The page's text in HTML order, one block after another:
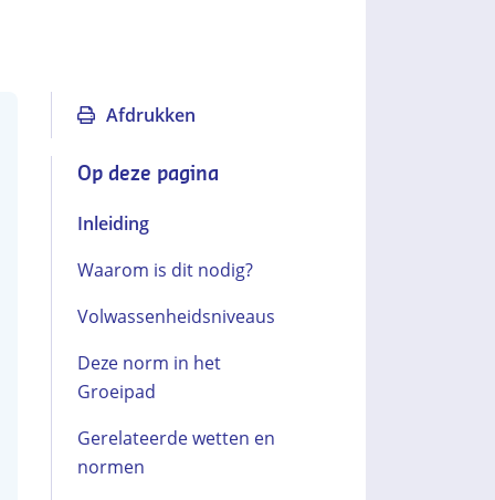
Afdrukken
Op deze pagina
Inleiding
Waarom is dit nodig?
Volwassenheidsniveaus
Deze norm in het
Groeipad
Gerelateerde wetten en
normen